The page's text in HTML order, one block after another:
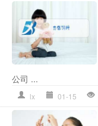
公司 ...
lx 01-15